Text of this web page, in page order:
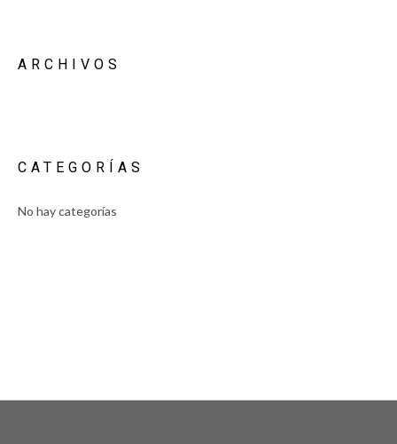
ARCHIVOS
CATEGORÍAS
No hay categorías